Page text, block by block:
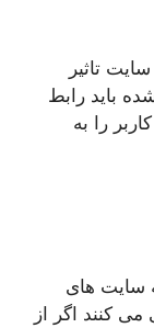
تاثیر
باید رابط
را به
سایت های
کنند اگر از